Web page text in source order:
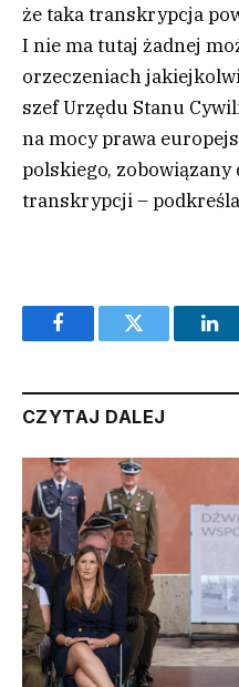
że taka transkrypcja
I nie ma tutaj żadnej
orzeczeniach
szef Urzędu Stanu
na mocy prawa
polskiego, zobowiązany
transkrypcji –
FacebookTwitter
CZYTAJ DALEJ